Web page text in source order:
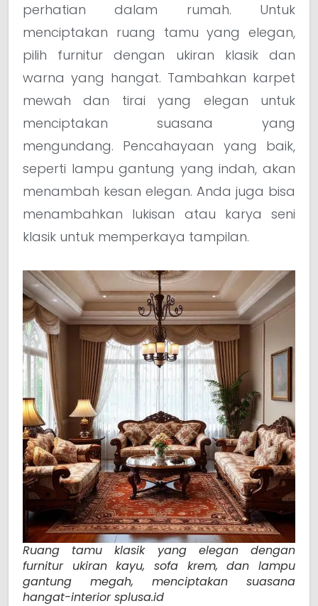
perhatian dalam rumah. Untuk
menciptakan ruang tamu yang elegan,
pilih furnitur dengan ukiran klasik dan
warna yang hangat. Tambahkan karpet
mewah dan tirai yang elegan untuk
menciptakan suasana yang
mengundang. Pencahayaan yang baik,
seperti lampu gantung yang indah, akan
menambah kesan elegan. Anda juga bisa
menambahkan lukisan atau karya seni
klasik untuk memperkaya tampilan.
Ruang tamu klasik yang elegan dengan
furnitur ukiran kayu, sofa krem, dan lampu
gantung megah, menciptakan suasana
hangat-interior splusa.id